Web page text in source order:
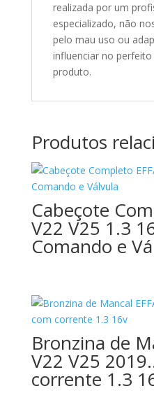
realizada por um
especializado, não
pelo mau uso ou
influenciar no
produto.
Produtos
Cabeçote
V22 V25 1.3
Comando e
Bronzina de
V22 V25
corrente 1.3